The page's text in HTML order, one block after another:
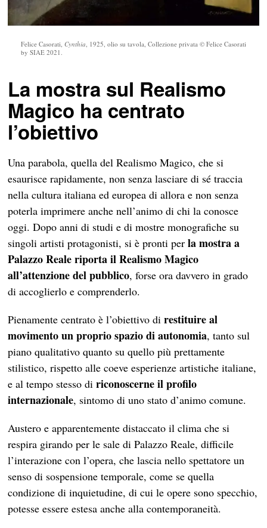
Felice Casorati, Cynthia , 1925, olio su tavola, Collezione privata © Felice Casorati
by SIAE 2021.
La mostra sul Realismo
Magico ha centrato
l’obiettivo
Una parabola, quella del Realismo Magico, che si
esaurisce rapidamente, non senza lasciare di sé traccia
nella cultura italiana ed europea di allora e non senza
poterla imprimere anche nell’animo di chi la conosce
oggi. Dopo anni di studi e di mostre monografiche su
singoli artisti protagonisti, si è pronti perla mostra a
Palazzo Reale riporta il Realismo Magico
all’attenzione del pubblico, forse ora davvero in grado
di accoglierlo e comprenderlo.
Pienamente centrato è l’obiettivo direstituire al
movimento un proprio spazio di autonomia, tanto sul
piano qualitativo quanto su quello più prettamente
stilistico, rispetto alle coeve esperienze artistiche italiane,
e al tempo stesso diriconoscerne il profilo
internazionale, sintomo di uno stato d’animo comune.
Austero e apparentemente distaccato il clima che si
respira girando per le sale di Palazzo Reale, difficile
l’interazione con l’opera, che lascia nello spettatore un
senso di sospensione temporale, come se quella
condizione di inquietudine, di cui le opere sono specchio,
potesse essere estesa anche alla contemporaneità.